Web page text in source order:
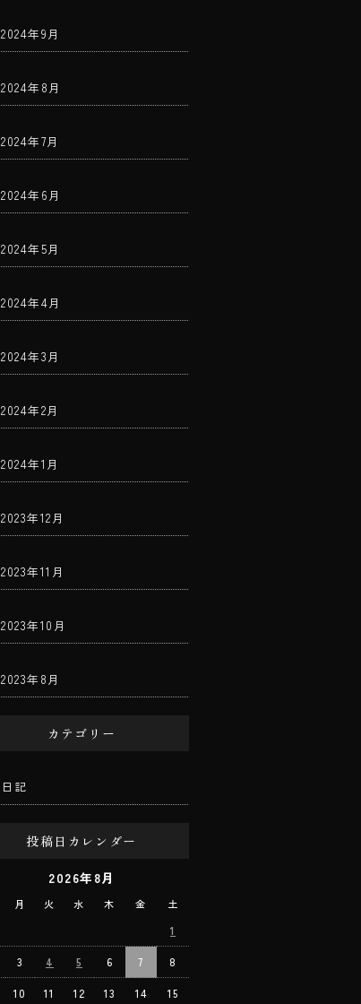
2024年9月
2024年8月
2024年7月
2024年6月
2024年5月
2024年4月
2024年3月
2024年2月
2024年1月
2023年12月
2023年11月
2023年10月
2023年8月
カテゴリー
日記
投稿日カレンダー
2026年8月
月 火 水 木 金 土
1
3 4 5 6 7 8
10 11 12 13 14 15